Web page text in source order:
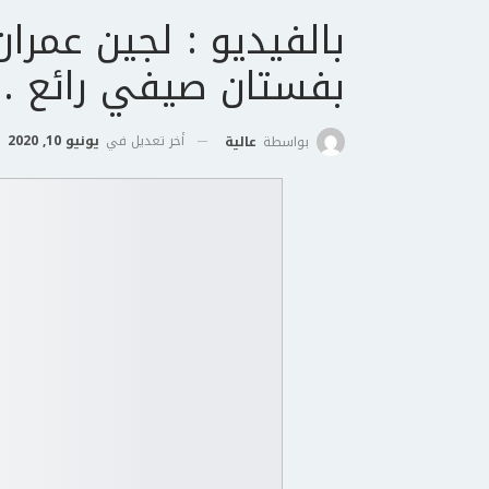
بالفيديو : لجين
بفستان صيفي رائع .
بواسطة عالية أخر تعديل في يونيو 10, 2020